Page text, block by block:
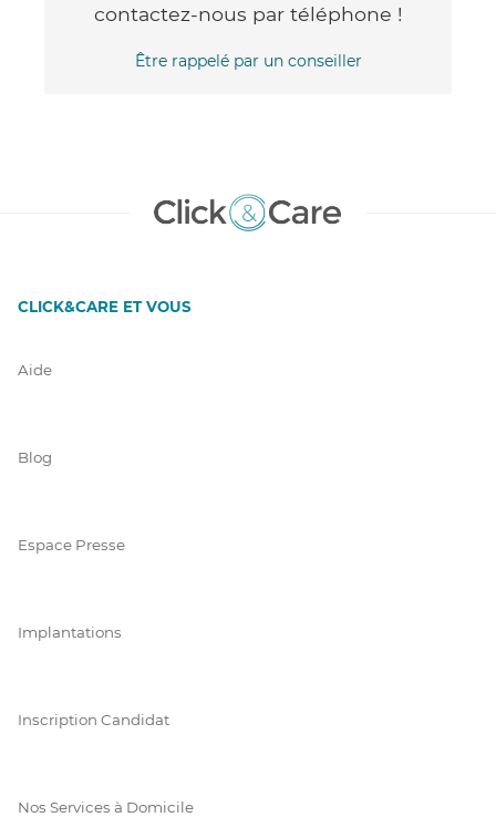
contactez-nous par téléphone !
Être rappelé par un conseiller
CLICK&CARE ET VOUS
Aide
Blog
Espace Presse
Implantations
Inscription Candidat
Nos Services à Domicile